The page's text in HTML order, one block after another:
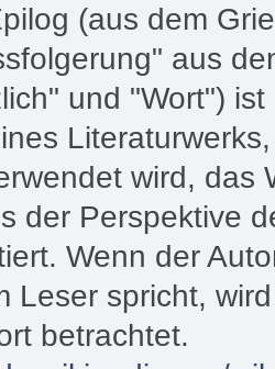
(aus dem
aus
und "Wort")
wird, das
der Perspektive
Wenn der
Leser spricht,
betrachtet.